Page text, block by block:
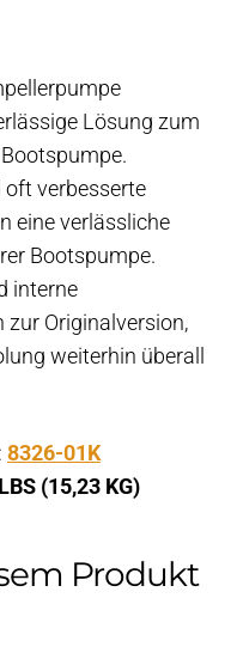
Lösung zum
oft verbesserte
eine verlässliche
Bootspumpe.
interne
zur Originalversion,
weiterhin überall
8326-01K
(15,23 KG)
Produkt